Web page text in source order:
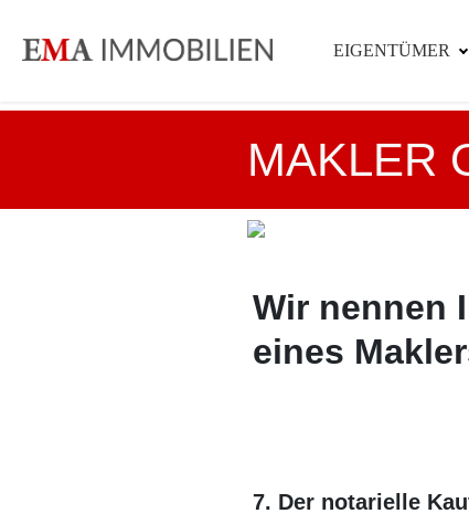
EIGENTÜMER
MAKLER
Wir nennen
eines
7. Der notarielle